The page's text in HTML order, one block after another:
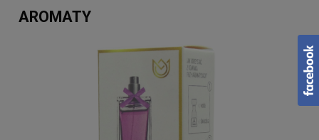
AROMATY